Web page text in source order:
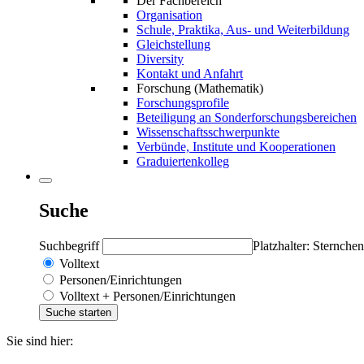
Organisation
Schule, Praktika, Aus- und Weiterbildung
Gleichstellung
Diversity
Kontakt und Anfahrt
Forschung (Mathematik)
Forschungsprofile
Beteiligung an Sonderforschungsbereichen
Wissenschaftsschwerpunkte
Verbünde, Institute und Kooperationen
Graduiertenkolleg
Suche
Suchbegriff
Platzhalter:
Volltext
Personen/Einrichtungen
Volltext + Personen/Einrichtungen
Sie sind hier: